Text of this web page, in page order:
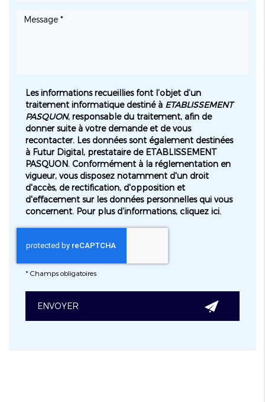
Les informations recueillies font l’objet d’un
traitement informatique destiné àETABLISSEMENT
PASQUON, responsable du traitement, afin de
donner suite à votre demande et de vous
recontacter. Les données sont également destinées
à Futur Digital, prestataire de ETABLISSEMENT
PASQUON. Conformément à la réglementation en
vigueur, vous disposez notamment d'un droit
d'accès, de rectification, d'opposition et
d'effacement sur les données personnelles qui vous
concernent. Pour plus d’informations, cliquez ici.
* Champs obligatoires